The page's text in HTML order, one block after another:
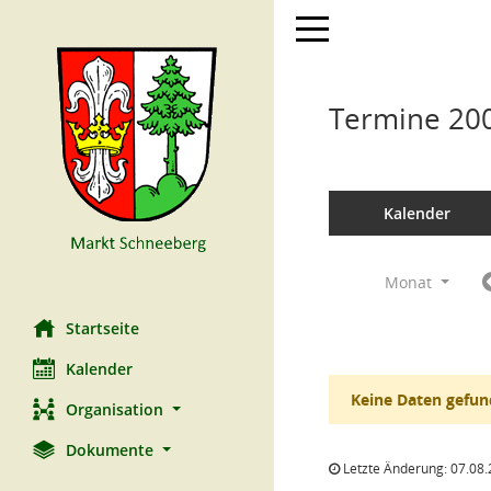
Startseite
Kalender
Organisation
Dokumente
Toggle navigation
Termine
Kalender
Monat
Keine Daten
Letzte Änderung: